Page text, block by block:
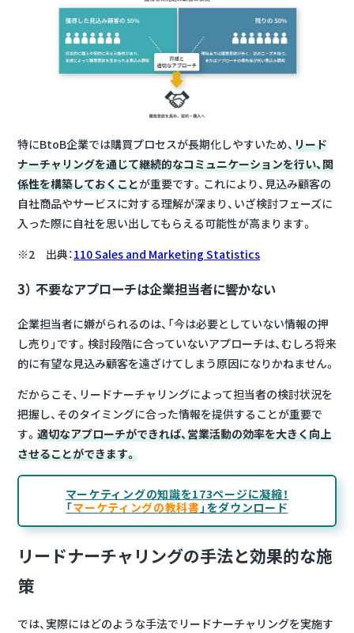
特にBtoB企業では購買プロセスが長期化しやすいため、 リード
ナーチャリングを通じて継続的なコミュニケーションを行い、関
係性を構築しておくことが重要です。これにより、見込み顧客の
自社商品やサービスに対する理解が深まり、いざ検討フェーズに
入った際に自社を思い出してもらえる可能性が高まります。
※2 出典：110 Sales and Marketing Statistics
3） 不要なアプローチは企業担当者に響かない
企業担当者に嫌がられるのは、「今は必要としていない情報の押
し売り」です。検討段階に合っていないアプローチは、むしろ将来
的に有望な見込み顧客を遠ざけてしまう原因になりかねません。
だからこそ、リードナーチャリングによって担当者の検討状況を
把握し、そのタイミングに合った情報を提供することが重要で
す。 適切なアプローチができれば、営業活動の効率を大きく向上
させることができます。
マーケティングの知識を173ページに凝縮！
「マーケティングの教科書 」をダウンロード
リードナーチャリングの手法と効果的な施
策
では、実際にはどのような手法でリードナーチャリングを実施す